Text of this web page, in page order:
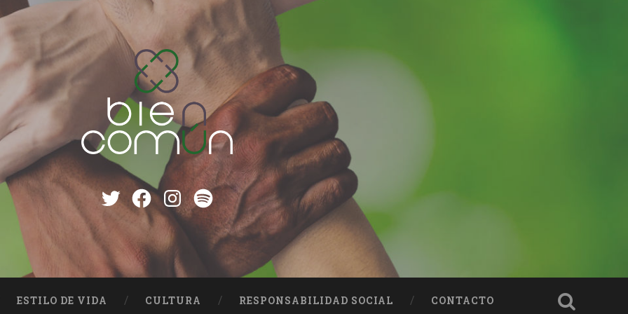
TwitterFacebook
instagram
Spotify
ESTILO DE VIDA CULTURA RESPONSABILIDAD SOCIAL CONTACTO